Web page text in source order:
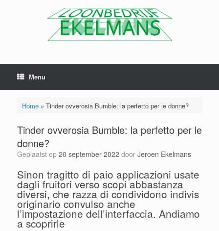
Menu
Home» Tinder ovverosia Bumble: la perfetto per le donne?
Tinder ovverosia Bumble: la perfetto per le
donne?
Geplaatst op 20 september 2022 door Jeroen Ekelmans
Sinon tragitto di paio applicazioni usate
dagli fruitori verso scopi abbastanza
diversi, che razza di condividono indivis
originario convulso anche
l’impostazione dell’interfaccia. Andiamo
a scoprirle